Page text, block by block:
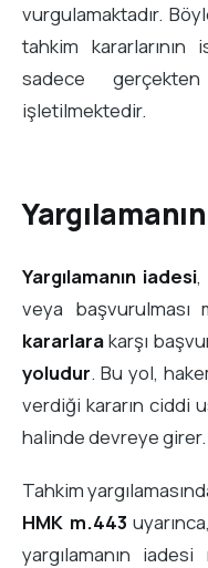
vurgulamaktadır.
tahkim kararlarının
sadece
işletilmektedir.
Yargılamanın iadesi,
veya başvurulması
kararlarakarşı
yoludur. Bu yol,
verdiği kararın ciddi
halinde devreye girer.
Tahkim
HMK m.443
yargılamanın